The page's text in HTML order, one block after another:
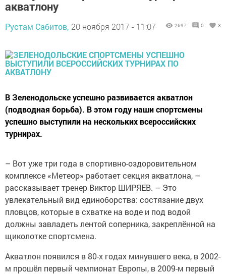
акватлону
Рустам Сабитов, 20 ноября 2017 - 11:07 2697 0 3
В Зеленодольске успешно развивается акватлон
(подводная борьба). В этом году наши спортсмены
успешно выступили на нескольких всероссийских
турнирах.
– Вот уже три года в спортивно-оздоровительном
комплексе «Метеор» работает секция акватлона, –
рассказывает тренер Виктор ШИРЯЕВ. – Это
увлекательный вид единоборства: состязание двух
пловцов, которые в схватке на воде и под водой
должны завладеть лентой соперника, закреплённой на
щиколотке спортсмена.
Акватлон появился в 80-х годах минувшего века, в 2002-
м прошёл первый чемпионат Европы, в 2009-м первый